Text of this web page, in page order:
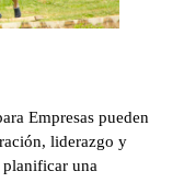
Empresas pueden
liderazgo y
planificar una